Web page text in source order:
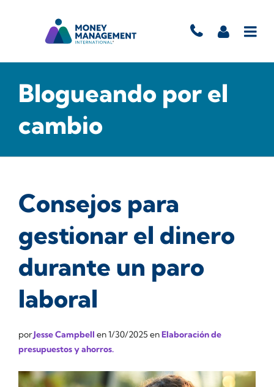
Blogueando por el
cambio
Consejos para
gestionar el dinero
durante un paro
laboral
porJesse Campbell en1/30/2025 enElaboración de
presupuestos y ahorros.